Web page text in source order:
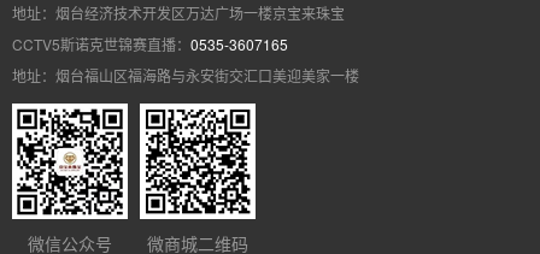
地址：烟台经济技术开发区万达广场一楼京宝来珠宝
CCTV5斯诺克世锦赛直播： 0535-3607165
地址：烟台福山区福海路与永安街交汇口美迎美家一楼
微信公众号 微商城二维码